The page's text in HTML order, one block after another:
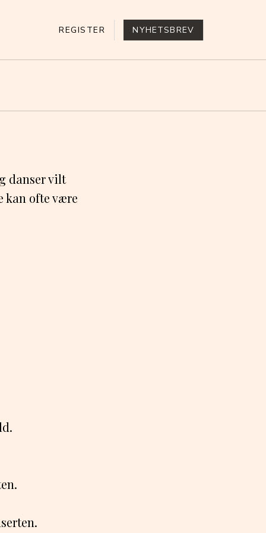
REGISTER NYHETSBREV
danser vilt
kan ofte være